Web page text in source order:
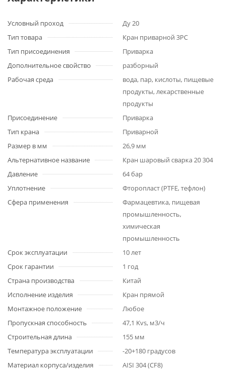
Условный проход
Ду 20
Тип товара
Кран приварной 3PC
Тип присоединения
Приварка
Дополнительное свойство
разборный
Рабочая среда
вода, пар, кислоты, пищевые
продукты, лекарственные
продукты
Присоединение
Приварка
Тип крана
Приварной
Размер в мм
26,9 мм
Альтернативное название
Кран шаровый сварка 20 304
Давление
64 бар
Уплотнение
Фторопласт (PTFE, тефлон)
Сфера применения
Фармацевтика, пищевая
промышленность,
химическая
промышленность
Срок эксплуатации
10 лет
Срок гарантии
1 год
Страна производства
Китай
Исполнение изделия
Кран прямой
Монтажное положение
Любое
Пропускная способность
47,1 Kvs, м3/ч
Строительная длина
155 мм
Температура эксплуатации
-20+180 градусов
Материал корпуса/изделия
AISI 304 (CF8)